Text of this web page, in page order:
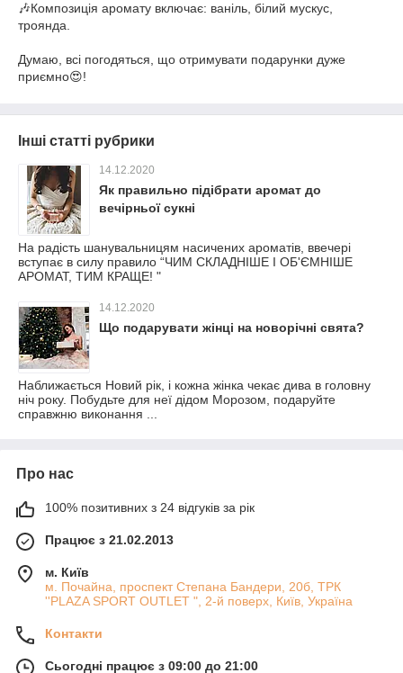
🎶Композиція аромату включає: ваніль, білий мускус,
троянда.
Думаю, всі погодяться, що отримувати подарунки дуже
приємно😍!
Інші статті рубрики
14.12.2020
Як правильно підібрати аромат до
вечірньої сукні
На радість шанувальницям насичених ароматів, ввечері
вступає в силу правило “ЧИМ СКЛАДНІШЕ І ОБ'ЄМНІШЕ
АРОМАТ, ТИМ КРАЩЕ! "
14.12.2020
Що подарувати жінці на новорічні свята?
Наближається Новий рік, і кожна жінка чекає дива в головну
ніч року. Побудьте для неї дідом Морозом, подаруйте
справжню виконання ...
Про нас
100% позитивних з 24 відгуків за рік
Працює з 21.02.2013
м. Київ
м. Почайна, проспект Степана Бандери, 20б, ТРК
''PLAZA SPORT OUTLET ", 2-й поверх, Київ, Україна
Контакти
Сьогодні працює з 09:00 до 21:00